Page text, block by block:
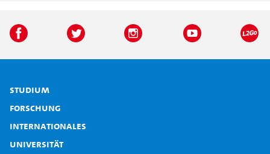
Studium
Forschung
Internationales
Universität